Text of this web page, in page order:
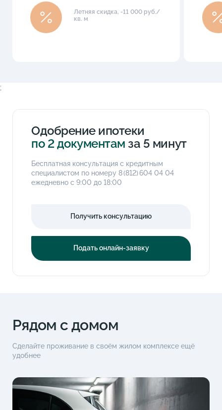
Летняя скидка, -11 000 руб./
кв. м
;
Одобрение ипотеки
по 2 документам за 5 минут
Бесплатная консультация с кредитным
специалистом по номеру8 (812) 604 04 04
ежедневно с 9:00 до 18:00
Получить консультацию
Подать онлайн-заявку
Рядом с домом
Сделайте проживание в своём жилом комплексе ещё
удобнее